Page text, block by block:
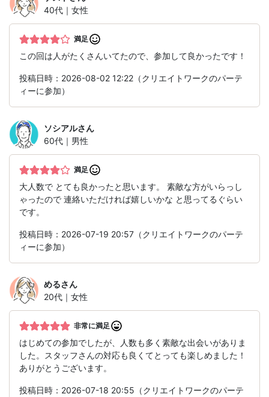
40代｜女性
満足
この回は人がたくさんいてたので、参加して良かったです！
投稿日時：2026-08-02 12:22（クリエイトワークのパーテ
ィーに参加）
ソシアルさん
60代｜男性
満足
大人数で とても良かったと思います。 素敵な方がいらっし
ゃったので 連絡いただければ嬉しいかな と思ってるぐらい
です。
投稿日時：2026-07-19 20:57（クリエイトワークのパーテ
ィーに参加）
めるさん
20代｜女性
非常に満足
はじめての参加でしたが、人数も多く素敵な出会いがありま
した。スタッフさんの対応も良くてとっても楽しめました！
ありがとうございます。
投稿日時：2026-07-18 20:55（クリエイトワークのパーテ